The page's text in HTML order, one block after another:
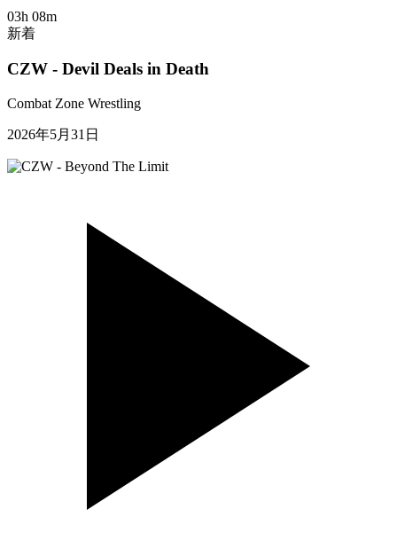
03h 08m
新着
CZW - Devil Deals in Death
Combat Zone Wrestling
2026年5月31日